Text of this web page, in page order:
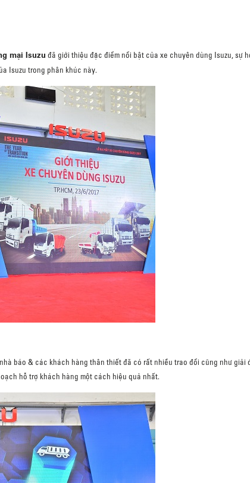
mại Isuzu đã giới thiệu đặc điểm nổi bật của xe chuyên dùng Isuzu, sự
Isuzu trong phân khúc này.
báo & các khách hàng thân thiết đã có rất nhiều trao đổi cũng như giải
hỗ trợ khách hàng một cách hiệu quả nhất.